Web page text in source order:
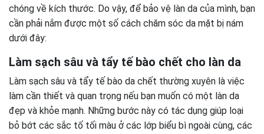
chóng về kích thước. Do vậy, để bảo vệ làn da của mình, bạn
cần phải nắm được một số cách chăm sóc da mặt bị nám
dưới đây:
Làm sạch sâu và tẩy tế bào chết cho làn da
Làm sạch sâu và tẩy tế bào da chết thường xuyên là việc
làm cần thiết và quan trọng nếu bạn muốn có một làn da
đẹp và khỏe mạnh. Những bước này có tác dụng giúp loại
bỏ bớt các sắc tố tối màu ở các lớp biểu bì ngoài cùng, các